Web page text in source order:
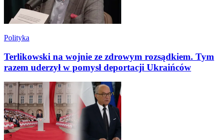
Polityka
Terlikowski na wojnie ze zdrowym rozsądkiem. Tym
razem uderzył w pomysł deportacji Ukraińców